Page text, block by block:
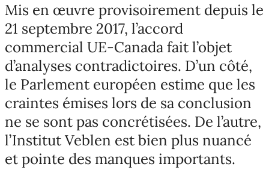
Mis en œuvre provisoirement depuis le
21 septembre 2017, l’accord
commercial UE-Canada fait l’objet
d’analyses contradictoires. D’un côté,
le Parlement européen estime que les
craintes émises lors de sa conclusion
ne se sont pas concrétisées. De l’autre,
l’Institut Veblen est bien plus nuancé
et pointe des manques importants.